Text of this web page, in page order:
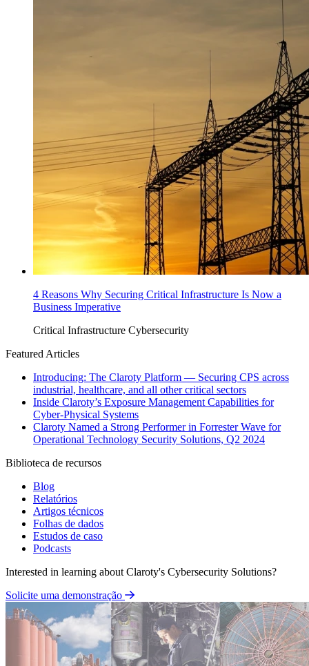
4 Reasons Why Securing Critical Infrastructure Is Now a
Business Imperative
Critical Infrastructure Cybersecurity
Featured Articles
Introducing: The Claroty Platform — Securing CPS across
industrial, healthcare, and all other critical sectors
Inside Claroty’s Exposure Management Capabilities for
Cyber-Physical Systems
Claroty Named a Strong Performer in Forrester Wave for
Operational Technology Security Solutions, Q2 2024
Biblioteca de recursos
Blog
Relatórios
Artigos técnicos
Folhas de dados
Estudos de caso
Podcasts
Interested in learning about Claroty's Cybersecurity Solutions?
Solicite uma demonstração